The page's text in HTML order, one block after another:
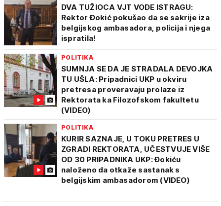
DVA TUŽIOCA VJT VODE ISTRAGU:
Rektor Đokić pokušao da se sakrije iza
belgijskog ambasadora, policija i njega
ispratila!
POLITIKA
SUMNJA SE DA JE STRADALA DEVOJKA
TU UŠLA: Pripadnici UKP u okviru
pretresa proveravaju prolaze iz
Rektorata ka Filozofskom fakultetu
(VIDEO)
POLITIKA
KURIR SAZNAJE, U TOKU PRETRES U
ZGRADI REKTORATA, UČESTVUJE VIŠE
OD 30 PRIPADNIKA UKP: Đokiću
naloženo da otkaže sastanak s
belgijskim ambasadorom (VIDEO)